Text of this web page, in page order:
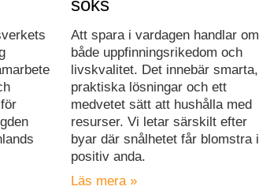
söks
Att spara i vardagen handlar om
både uppfinningsrikedom och
livskvalitet. Det innebär smarta,
praktiska lösningar och ett
medvetet sätt att hushålla med
resurser. Vi letar särskilt efter
byar där snålhetet får blomstra i
positiv anda.
Läs mera »